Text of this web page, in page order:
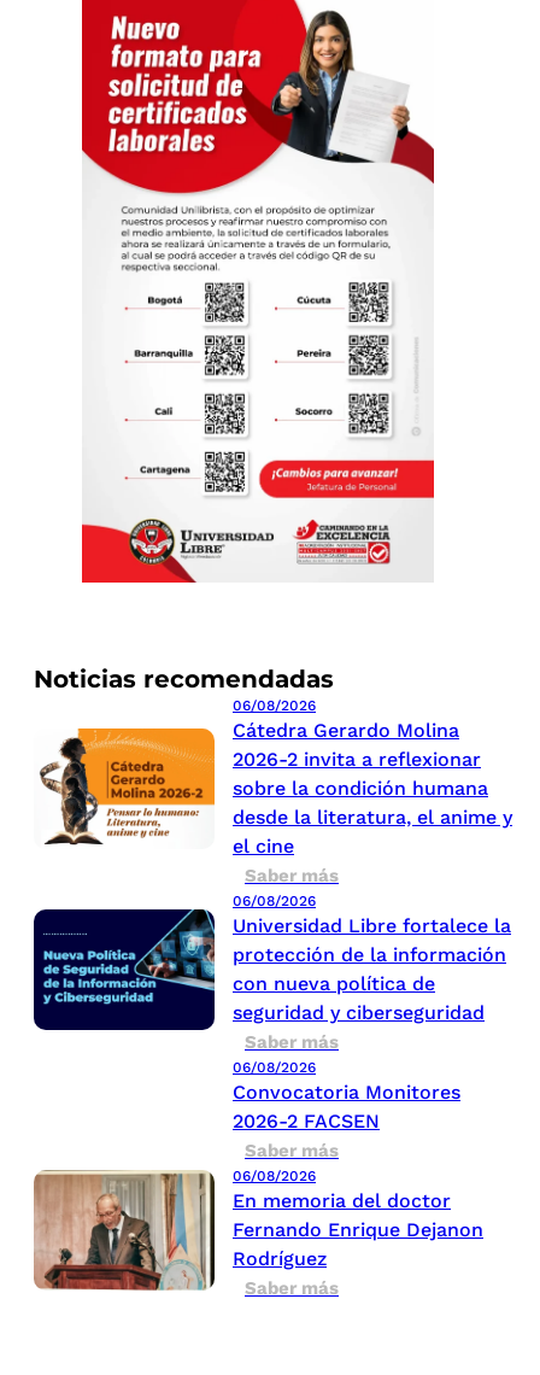
Noticias recomendadas
06/08/2026
Cátedra Gerardo Molina
2026-2 invita a reflexionar
sobre la condición humana
desde la literatura, el anime y
el cine
Saber más
06/08/2026
Universidad Libre fortalece la
protección de la información
con nueva política de
seguridad y ciberseguridad
Saber más
06/08/2026
Convocatoria Monitores
2026-2 FACSEN
Saber más
06/08/2026
En memoria del doctor
Fernando Enrique Dejanon
Rodríguez
Saber más